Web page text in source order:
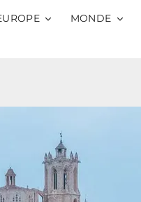
MONDE